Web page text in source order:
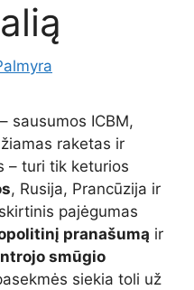
– sausumos ICBM,
raketas ir
– turi tik keturios
, Rusija, Prancūzija ir
pajėgumas
pranašumą ir
smūgio
siekia toli už